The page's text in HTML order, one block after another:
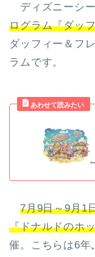
ディズニーシ
ログラム『ダッ
ダッフィー＆フ
ラムです。
7月9日～9月1
『ドナルドのホ
催。こちらは6年